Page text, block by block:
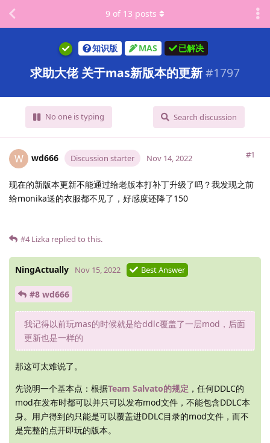
知识版 MAS 已解决
求助大佬 关于mas新版本的更新#1797
No one is typing Search discussion
9 of 13 posts
W wd666 Discussion starter #1
Nov 14, 2022
现在的新版本更新不能通过给老版本打补丁升级了吗？我发现之前
给monika送的衣服都不见了，好感度还降了150
#4 Lizka replied to this.
NingActually Nov 15, 2022 Best Answer
#8 wd666
我记得以前玩mas的时候就是给ddlc覆盖了一层mod，后面
更新也是一样的
那这可太难说了。
先说明一个基本点：根据Team Salvato的规定 ，任何DDLC的
mod在发布时都可以并只可以发布mod文件，不能包含DDLC本
身。用户得到的只能是可以覆盖进DDLC目录的mod文件，而不
是完整的点开即玩的版本。